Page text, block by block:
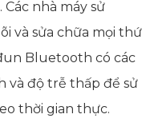
nhà máy sử
và sửa chữa mọi thứ
Bluetooth có các
và độ trễ thấp để sử
thời gian thực.